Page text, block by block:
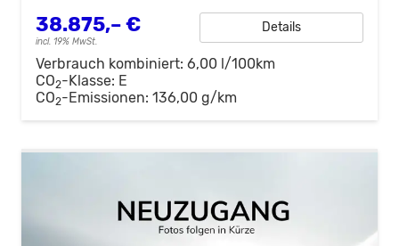
38.875,– €
incl. 19% MwSt.
Details
Verbrauch kombiniert: 6,00 l/100km
CO2-Klasse: E
CO2-Emissionen: 136,00 g/km